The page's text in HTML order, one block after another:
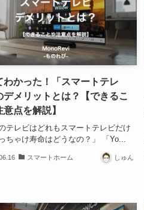
わかった！「スマートテレ
デメリットとは？【できるこ
意点を解説】
テレビはどれもスマートテレビだけ
ちゃけ寿命はどうなの？」 「Yo...
スマートホーム しゅん